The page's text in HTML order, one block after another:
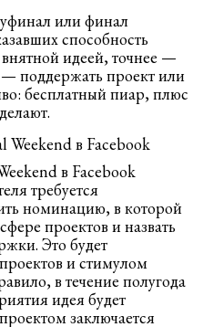
или финал
способность
внятной идеей, точнее —
поддержать проект или
бесплатный пиар, плюс
в Facebook
требуется
номинацию, в которой
проектов и назвать
Это будет
и стимулом
в течение полугода
идея будет
заключается